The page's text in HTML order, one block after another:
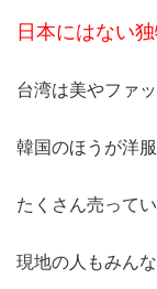
日本にはない
台湾は美やファ
韓国のほうが洋
たくさん売って
現地の人もみん